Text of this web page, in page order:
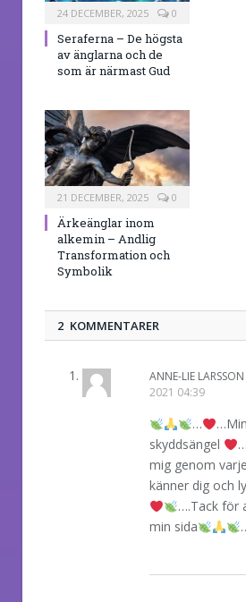
24 DECEMBER, 2025 0
Seraferna – De högsta
av änglarna och de
som är närmast Gud
21 DECEMBER, 2025 0
Ärkeänglar inom
alkemin – Andlig
Transformation och
Symbolik
2 KOMMENTARER
ANNE-LIE LARSSON
2021 04:39
…
skyddsängel
mig genom
känner dig och
….Tack för
min sida